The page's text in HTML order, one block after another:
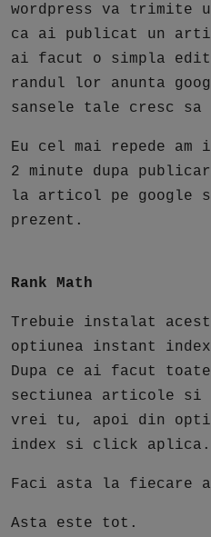
wordpress va trimite
ca ai publicat un
ai facut o simpla
randul lor anunta
sansele tale cresc
Eu cel mai repede
2 minute dupa
la articol pe google
prezent.
Rank Math
Trebuie instalat
optiunea instant
Dupa ce ai facut
sectiunea articole si
vrei tu, apoi din
index si click aplica.
Faci asta la fiecare
Asta este tot.